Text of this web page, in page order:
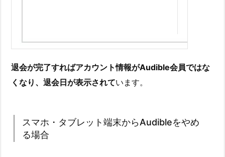
退会が完了すればアカウント情報がAudible会員ではな
くなり、退会日が表示されています。
スマホ・タブレット端末からAudibleをやめ
る場合